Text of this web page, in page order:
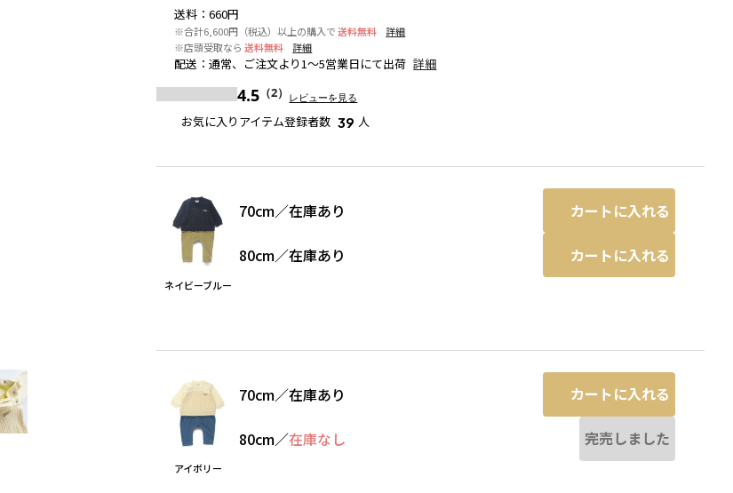
送料 ：660円
※合計6,600円（税込）以上の購入で 送料無料
詳細
※店頭受取なら 送料無料 詳細
配送 ：通常、ご注文より1～5営業日にて出荷 詳細
4.5 （2） レビューを見る
お気に入りアイテム登録者数 39 人
ネイビーブルー
70cm／在庫あり カートに入れる
80cm／在庫あり カートに入れる
アイボリー
70cm／在庫あり カートに入れる
80cm／在庫なし 完売しました